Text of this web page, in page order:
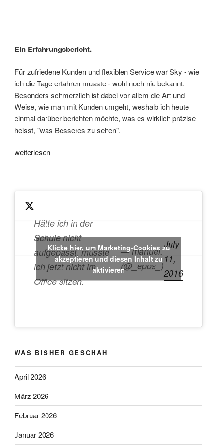
Ein Erfahrungsbericht.
Für zufriedene Kunden und flexiblen Service war Sky - wie
ich die Tage erfahren musste - wohl noch nie bekannt.
Besonders schmerzlich ist dabei vor allem die Art und
Weise, wie man mit Kunden umgeht, weshalb ich heute
einmal darüber berichten möchte, was es wirklich präzise
heisst, "was Besseres zu sehen".
„Was
Deutschland.“
weiterlesen
Hätte ich in der
Schule nicht
aufgepasst, müsste
ich jetzt nicht im
Office sitzen.
— manuel.
(@_epos_)
July
11,
2016
Klicke hier, um Marketing-Cookies zu
akzeptieren und diesen Inhalt zu
aktivieren
WAS BISHER GESCHAH
April 2026
März 2026
Februar 2026
Januar 2026